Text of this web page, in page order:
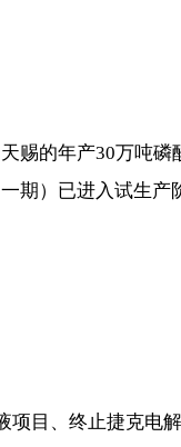
赐的年产30万吨
期）已进入试生产
目、终止捷克